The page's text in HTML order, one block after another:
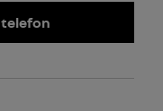
telefon